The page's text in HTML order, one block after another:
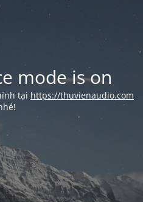
mode is on
tại https://thuvienaudio.com